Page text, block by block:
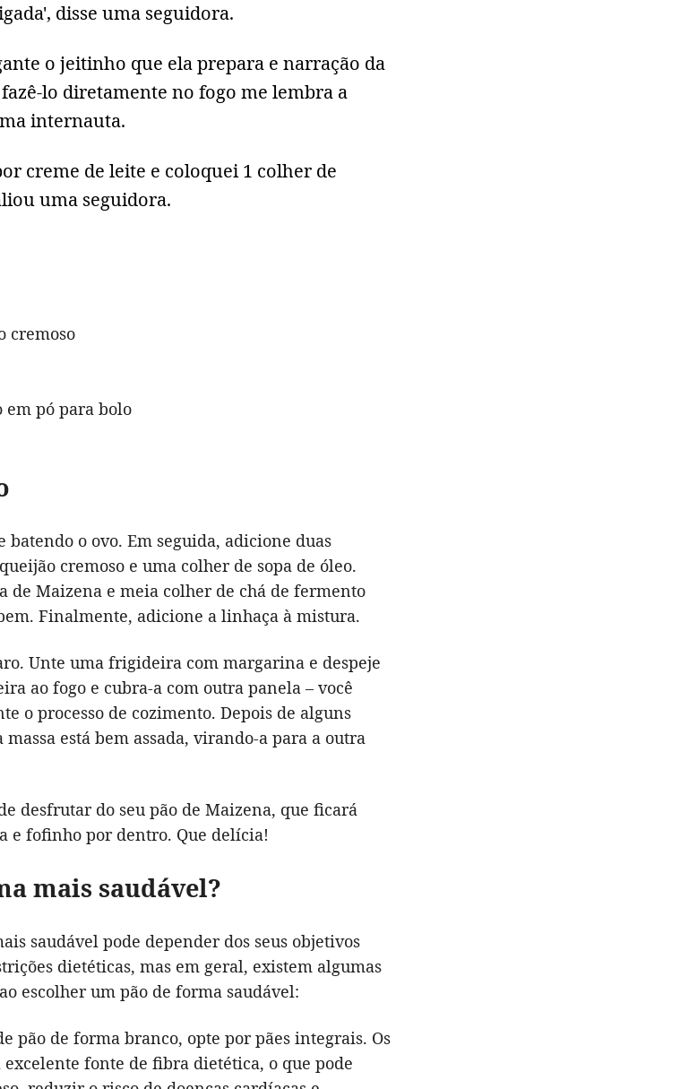
disse uma seguidora.
o jeitinho que ela prepara e narração da
lo diretamente no fogo me lembra a
internauta.
creme de leite e coloquei 1 colher de
uma seguidora.
cremoso
em pó para bolo
batendo o ovo. Em seguida, adicione duas
cremoso e uma colher de sopa de óleo.
de Maizena e meia colher de chá de fermento
Finalmente, adicione a linhaça à mistura.
Unte uma frigideira com margarina e despeje
ao fogo e cubra-a com outra panela – você
o processo de cozimento. Depois de alguns
está bem assada, virando-a para a outra
desfrutar do seu pão de Maizena, que ficará
e fofinho por dentro. Que delícia!
mais saudável?
saudável pode depender dos seus objetivos
dietéticas, mas em geral, existem algumas
escolher um pão de forma saudável:
pão de forma branco, opte por pães integrais. Os
excelente fonte de fibra dietética, o que pode